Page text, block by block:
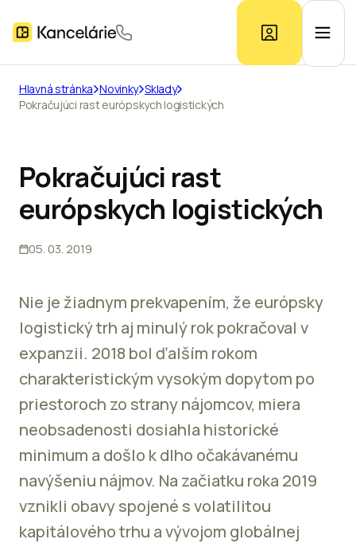
Ponuka kancelárií
Prieskum trhu
Kontakt
Hlavná stránka Novinky Sklady
Pokračujúci rast európskych logistických
Pokračujúci rast
európskych logistických
05. 03. 2019
Nie je žiadnym prekvapením, že európsky
logistický trh aj minulý rok pokračoval v
expanzii. 2018 bol ďalším rokom
charakteristickým vysokým dopytom po
priestoroch zo strany nájomcov, miera
neobsadenosti dosiahla historické
minimum a došlo k dlho očakávanému
navýšeniu nájmov. Na začiatku roka 2019
vznikli obavy spojené s volatilitou
kapitálového trhu a vývojom globálnej